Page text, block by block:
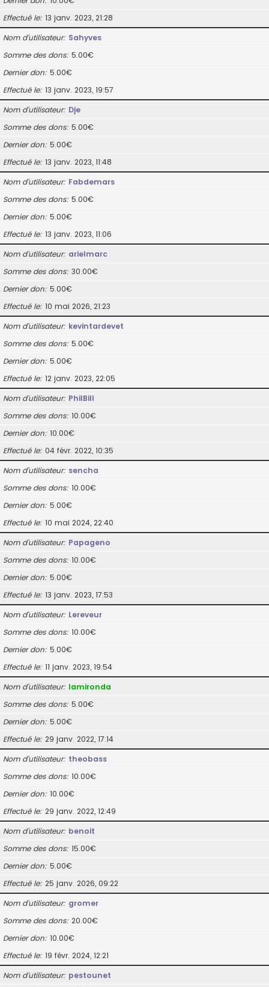
Effectué le 13 janv. 2023, 21:28
Nom d’utilisateur Sahyves
Somme des dons 5.00€
Dernier don 5.00€
Effectué le 13 janv. 2023, 19:57
Nom d’utilisateur Dje
Somme des dons 5.00€
Dernier don 5.00€
Effectué le 13 janv. 2023, 11:48
Nom d’utilisateur Fabdemars
Somme des dons 5.00€
Dernier don 5.00€
Effectué le 13 janv. 2023, 11:06
Nom d’utilisateur arielmarc
Somme des dons 30.00€
Dernier don 5.00€
Effectué le 10 mai 2026, 21:23
Nom d’utilisateur kevintardevet
Somme des dons 5.00€
Dernier don 5.00€
Effectué le 12 janv. 2023, 22:05
Nom d’utilisateur PhilBill
Somme des dons 10.00€
Dernier don 10.00€
Effectué le 04 févr. 2022, 10:35
Nom d’utilisateur sencha
Somme des dons 10.00€
Dernier don 5.00€
Effectué le 10 mai 2024, 22:40
Nom d’utilisateur Papageno
Somme des dons 10.00€
Dernier don 5.00€
Effectué le 13 janv. 2023, 17:53
Nom d’utilisateur Lereveur
Somme des dons 10.00€
Dernier don 5.00€
Effectué le 11 janv. 2023, 19:54
Nom d’utilisateur lamironda
Somme des dons 5.00€
Dernier don 5.00€
Effectué le 29 janv. 2022, 17:14
Nom d’utilisateur theobass
Somme des dons 10.00€
Dernier don 10.00€
Effectué le 29 janv. 2022, 12:49
Nom d’utilisateur benoit
Somme des dons 15.00€
Dernier don 5.00€
Effectué le 25 janv. 2026, 09:22
Nom d’utilisateur gromer
Somme des dons 20.00€
Dernier don 10.00€
Effectué le 19 févr. 2024, 12:21
Nom d’utilisateur pestounet